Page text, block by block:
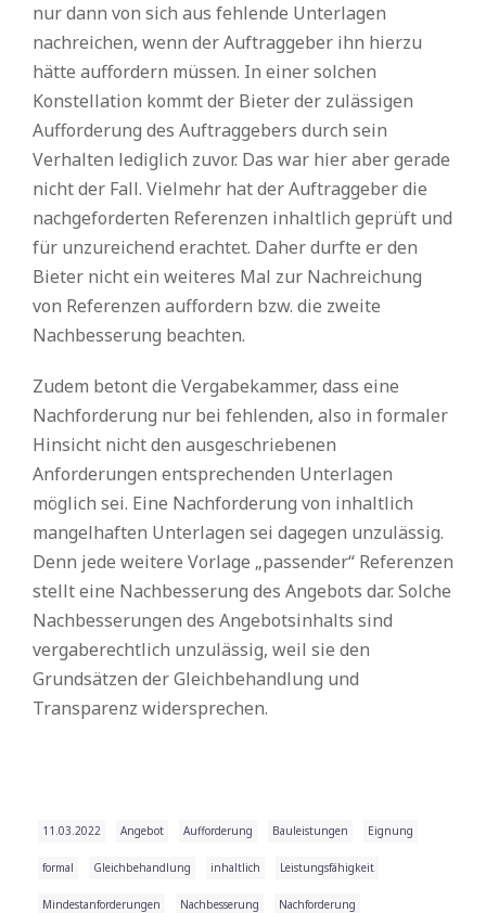
nur dann von sich aus fehlende Unterlagen
nachreichen, wenn der Auftraggeber ihn hierzu
hätte auffordern müssen. In einer solchen
Konstellation kommt der Bieter der zulässigen
Aufforderung des Auftraggebers durch sein
Verhalten lediglich zuvor. Das war hier aber gerade
nicht der Fall. Vielmehr hat der Auftraggeber die
nachgeforderten Referenzen inhaltlich geprüft und
für unzureichend erachtet. Daher durfte er den
Bieter nicht ein weiteres Mal zur Nachreichung
von Referenzen auffordern bzw. die zweite
Nachbesserung beachten.
Zudem betont die Vergabekammer, dass eine
Nachforderung nur bei fehlenden, also in formaler
Hinsicht nicht den ausgeschriebenen
Anforderungen entsprechenden Unterlagen
möglich sei. Eine Nachforderung von inhaltlich
mangelhaften Unterlagen sei dagegen unzulässig.
Denn jede weitere Vorlage „passender“ Referenzen
stellt eine Nachbesserung des Angebots dar. Solche
Nachbesserungen des Angebotsinhalts sind
vergaberechtlich unzulässig, weil sie den
Grundsätzen der Gleichbehandlung und
Transparenz widersprechen.
11.03.2022 Angebot Aufforderung Bauleistungen Eignung
formal Gleichbehandlung inhaltlich Leistungsfähigkeit
Mindestanforderungen Nachbesserung Nachforderung